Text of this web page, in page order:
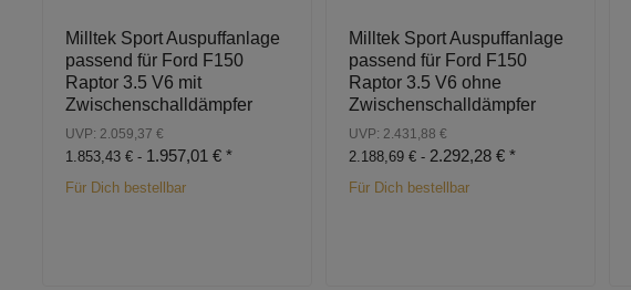
Milltek Sport Auspuffanlage
passend für Ford F150
Raptor 3.5 V6 mit
Zwischenschalldämpfer
UVP: 2.059,37 €
1.853,43 € - 1.957,01 € *
Für Dich bestellbar
Milltek Sport Auspuffanlage
passend für Ford F150
Raptor 3.5 V6 ohne
Zwischenschalldämpfer
UVP: 2.431,88 €
2.188,69 € - 2.292,28 € *
Für Dich bestellbar